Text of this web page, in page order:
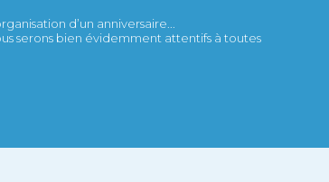
d’un anniversaire...
serons bien évidemment attentifs à toutes